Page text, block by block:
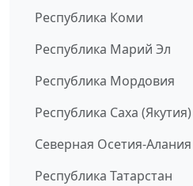
Республика Коми
Республика Марий Эл
Республика Мордовия
Республика Саха (Якутия)
Северная Осетия-Алания
Республика Татарстан